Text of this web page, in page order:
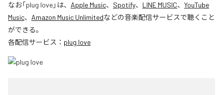
なお「plug love」は、 Apple Music、 Spotify、 LINE MUSIC、 YouTube
Music、 Amazon Music Unlimitedなどの音楽配信サービスで聴くこと
ができる。
各配信サービス： plug love